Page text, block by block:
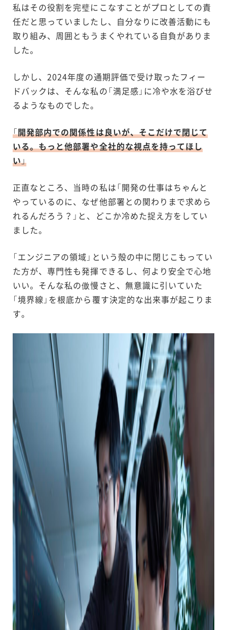
私はその役割を完璧にこなすことがプロとしての責
任だと思っていましたし、自分なりに改善活動にも
取り組み、周囲ともうまくやれている自負がありま
した。
しかし、2024年度の通期評価で受け取ったフィー
ドバックは、そんな私の「満足感」に冷や水を浴びせ
るようなものでした。
「開発部内での関係性は良いが、そこだけで閉じて
いる。もっと他部署や全社的な視点を持ってほし
い」
正直なところ、当時の私は「開発の仕事はちゃんと
やっているのに、なぜ他部署との関わりまで求めら
れるんだろう？」と、どこか冷めた捉え方をしてい
ました。
「エンジニアの領域」という殻の中に閉じこもってい
た方が、専門性も発揮できるし、何より安全で心地
いい。そんな私の傲慢さと、無意識に引いていた
「境界線」を根底から覆す決定的な出来事が起こりま
す。